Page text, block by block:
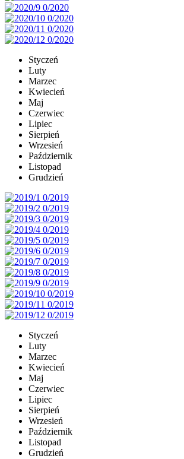
Styczeń
Luty
Marzec
Kwiecień
Maj
Czerwiec
Lipiec
Sierpień
Wrzesień
Październik
Listopad
Grudzień
Styczeń
Luty
Marzec
Kwiecień
Maj
Czerwiec
Lipiec
Sierpień
Wrzesień
Październik
Listopad
Grudzień